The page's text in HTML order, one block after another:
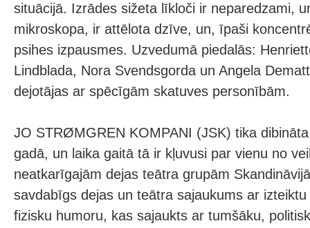
situācijā. Izrādes sižeta līkloči ir neparedzami,
mikroskopa, ir attēlota dzīve, un, īpaši
psihes izpausmes. Uzvedumā piedalās:
Lindblada, Nora Svendsgorda un Angela
dejotājas ar spēcīgām skatuves personībām.
JO STRØMGREN KOMPANI (JSK) tika
gadā, un laika gaitā tā ir kļuvusi par vienu no
neatkarīgajām dejas teātra grupām
savdabīgs dejas un teātra sajaukums ar
fizisku humoru, kas sajaukts ar tumšāku,